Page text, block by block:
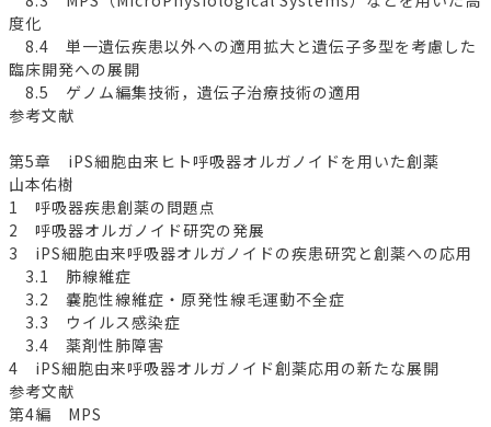
度化
8.4 単一遺伝疾患以外への適用拡大と遺伝子多型を考慮した
臨床開発への展開
8.5 ゲノム編集技術，遺伝子治療技術の適用
参考文献
第5章 iPS細胞由来ヒト呼吸器オルガノイドを用いた創薬
山本佑樹
1 呼吸器疾患創薬の問題点
2 呼吸器オルガノイド研究の発展
3 iPS細胞由来呼吸器オルガノイドの疾患研究と創薬への応用
3.1 肺線維症
3.2 嚢胞性線維症・原発性線毛運動不全症
3.3 ウイルス感染症
3.4 薬剤性肺障害
4 iPS細胞由来呼吸器オルガノイド創薬応用の新たな展開
参考文献
第4編 MPS